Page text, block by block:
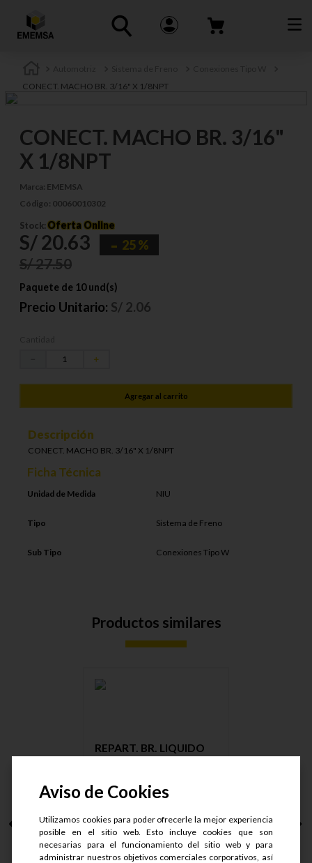
CONECT. MACHO BR. 3/16" X 1/8NPT
CONECT. MACHO BR. 3/16"
X 1/8NPT
Marca: EMEMSA
Código: 00060010302
Stock: Oferta Online
S/ 20.63 25 %
S/27.50
Paquete de 10 und(s)
Precio Unitario: S/ 2.06
＋
Agregar al carrito
Descripción
CONECT. MACHO BR. 3/16" X 1/8NPT
Ficha Técnica
Unidad de Medida NIU
Tipo Sistema de Freno
Sub Tipo Conexiones Tipo W
Productos similares
REPART. BR. LIQUIDO
FRENO V....
S/.33.45
S/. 26.76
Aviso de Cookies
Utilizamos cookies para poder ofrecerle la mejor experiencia
posible en el sitio web. Esto incluye cookies que son
necesarias para el funcionamiento del sitio web y para
administrar nuestros objetivos comerciales corporativos, así